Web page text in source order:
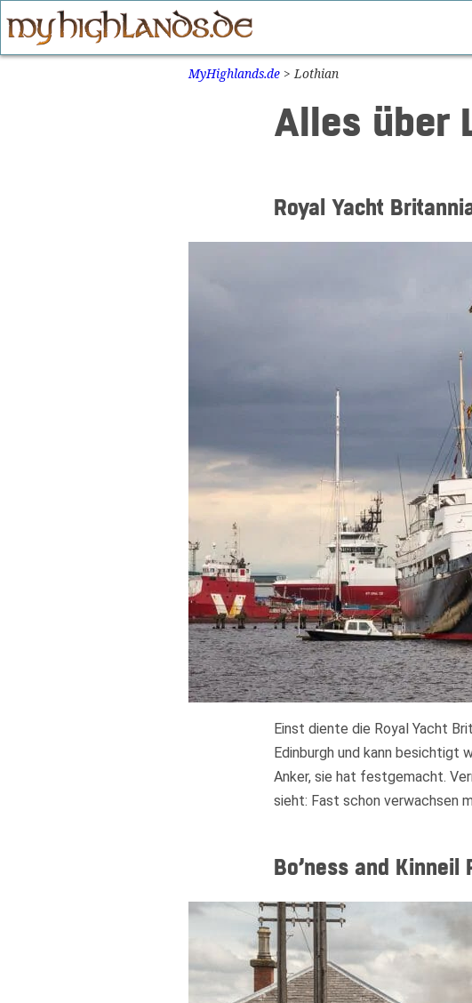
Zum
Inhalt
MyHighlands.de >Lothian
Alles über
Royal Yacht
Einst diente die Royal Yacht
Edinburgh und kann besichtigt
Anker, sie hat festgemacht.
sieht: Fast schon verwachsen
Bo’ness and